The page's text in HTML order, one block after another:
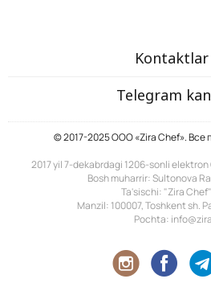
Kontaktlar
Telegram
© 2017-2025 ООО «Zira Chef». Все
2017 yil 7-dekabrdagi 1206-sonli
Bosh muharrir: Sultonova
Ta'sischi: "Zira
Manzil: 100007, Toshkent sh.
Pochta: